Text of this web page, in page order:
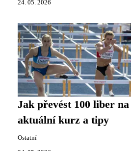
24. 05. 2026
Jak převést 100 liber
aktuální kurz a tipy
Ostatní